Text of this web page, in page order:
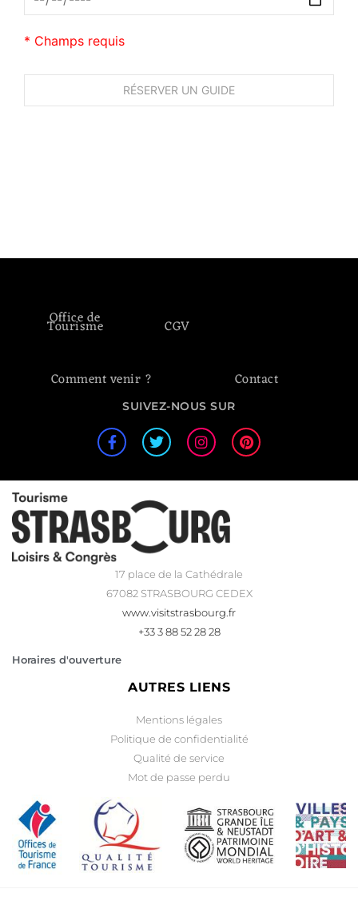
* Champs requis
Office de
Tourisme CGV
Comment venir ? Contact
SUIVEZ-NOUS SUR
17 place de la Cathédrale
67082 STRASBOURG CEDEX
www.visitstrasbourg.fr
+33 3 88 52 28 28
Horaires d'ouverture
AUTRES LIENS
Mentions légales
Politique de confidentialité
Qualité de service
Mot de passe perdu